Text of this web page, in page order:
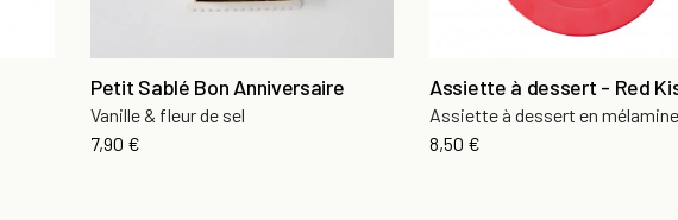
Petit Sablé Bon Anniversaire
Vanille & fleur de sel
Prix
7,90 €
Assiette à dessert - Red
Assiette à dessert en mélamine
Prix
8,50 €